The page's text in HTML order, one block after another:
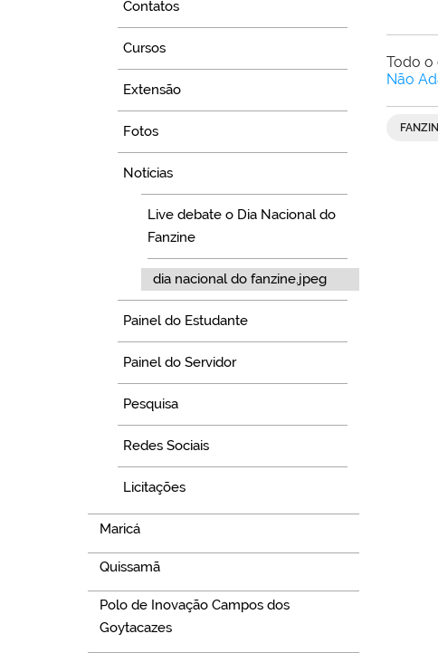
Contatos
Cursos
Extensão
Fotos
Notícias
Live debate o Dia Nacional do
Fanzine
dia nacional do fanzine.jpeg
Painel do Estudante
Painel do Servidor
Pesquisa
Redes Sociais
Licitações
Maricá
Quissamã
Polo de Inovação Campos dos
Goytacazes
Todo o
Não